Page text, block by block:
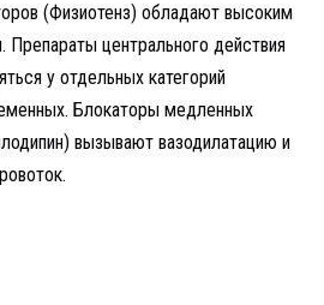
(Физиотенз) обладают высоким
Препараты центрального действия
у отдельных категорий
Блокаторы медленных
вызывают вазодилатацию и